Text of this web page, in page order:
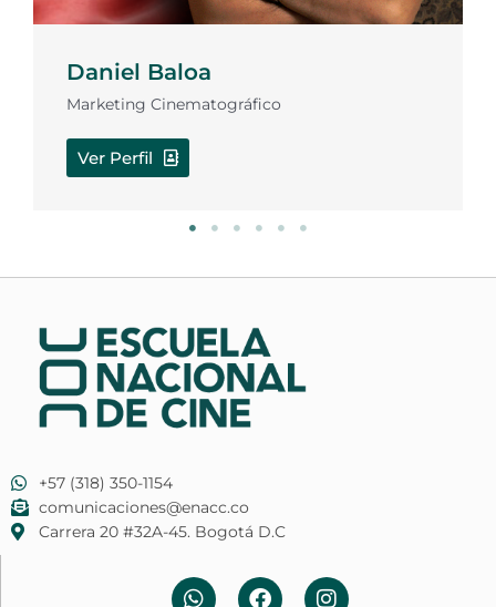
Daniel Baloa
Marketing Cinematográfico
Ver Perfil
+57 (318) 350-1154
comunicaciones@enacc.co
​Carrera 20 #32A-45. Bogotá D.C
W
F
I